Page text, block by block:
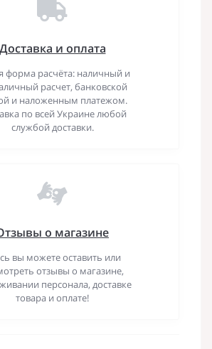
Доставка и оплата
форма расчёта: наличный и
расчет, банковской
и наложенным платежом.
по всей Украине любой
службой доставки.
о магазине
вы можете оставить или
отзывы о магазине,
персонала, доставке
товара и оплате!